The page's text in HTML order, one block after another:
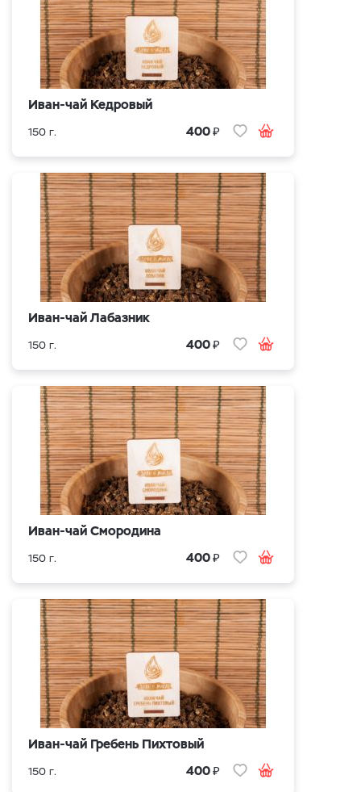
Иван-чай Кедровый
150 г. 400₽
Иван-чай Лабазник
150 г. 400₽
Иван-чай Смородина
150 г. 400₽
Иван-чай Гребень Пихтовый
150 г. 400₽